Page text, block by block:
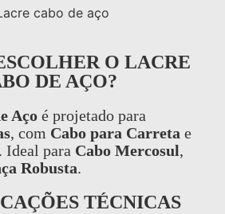
O LACRE
DE AÇO?
Aço é projetado para
, com Cabo para Carreta e
. Ideal para Cabo Mercosul,
Robusta.
TÉCNICAS